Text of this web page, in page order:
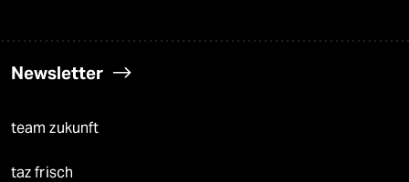
Newsletter
team zukunft
taz frisch